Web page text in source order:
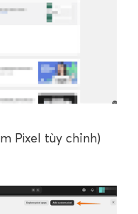
Pixel tùy chỉnh)